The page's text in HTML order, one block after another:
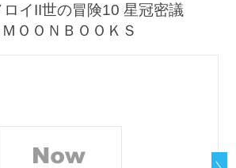
ロイII世の冒険10 星冠密議
ＭＯＯＮＢＯＯＫＳ